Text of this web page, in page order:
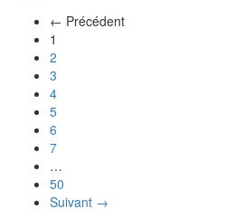
← Précédent
1
2
3
4
5
6
7
…
50
Suivant →